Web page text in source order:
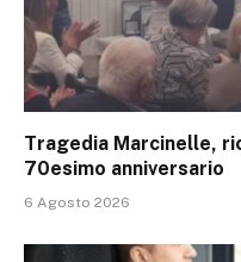
Tragedia Marcinelle,
70esimo anniversario
6 Agosto 2026